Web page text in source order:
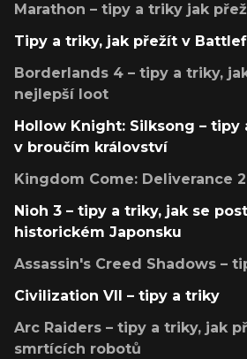
Marathon – tipy a triky jak
Tipy a triky, jak přežít v
Borderlands 4 – tipy a triky,
nejlepší loot
Hollow Knight: Silksong –
v broučím království
Kingdom Come: Deliverance
Nioh 3 – tipy a triky, jak se
historickém Japonsku
Assassin's Creed Shadows –
Civilization VII – tipy a triky
Arc Raiders – tipy a triky, jak
smrtících robotů